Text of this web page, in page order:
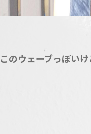
このウェーブっぽい